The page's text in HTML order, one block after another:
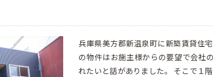
兵庫県美方郡新温泉町に新築賃貸住
の物件はお施主様からの要望で会社
れたいと話がありました。 そこで１